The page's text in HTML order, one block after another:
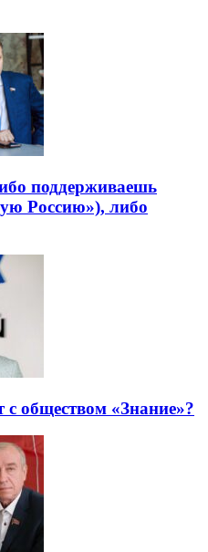
поддерживаешь
Россию»), либо
с обществом «Знание»?